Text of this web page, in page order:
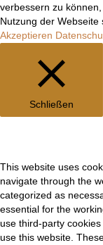
verbessern zu
Nutzung der
Akzeptieren
Schließen
This website uses
navigate through the
categorized as
essential for the
use third-party
use this website.